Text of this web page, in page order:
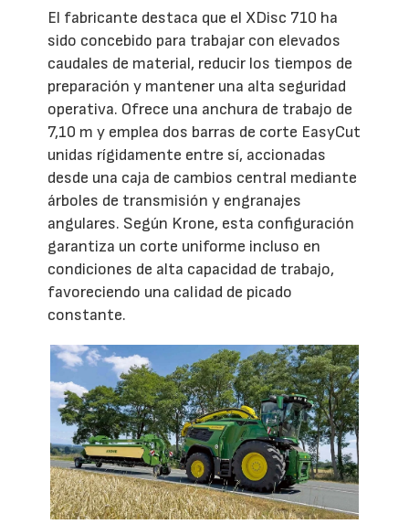
El fabricante destaca que el XDisc 710 ha
sido concebido para trabajar con elevados
caudales de material, reducir los tiempos de
preparación y mantener una alta seguridad
operativa. Ofrece una anchura de trabajo de
7,10 m y emplea dos barras de corte EasyCut
unidas rígidamente entre sí, accionadas
desde una caja de cambios central mediante
árboles de transmisión y engranajes
angulares. Según Krone, esta configuración
garantiza un corte uniforme incluso en
condiciones de alta capacidad de trabajo,
favoreciendo una calidad de picado
constante.